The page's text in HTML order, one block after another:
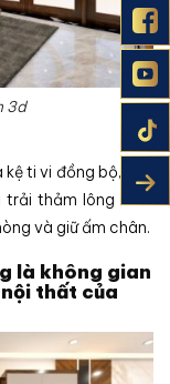
3d
ti vi đồng bộ, bên
trải thảm lông màu
và giữ ấm chân.
là không gian
thất của